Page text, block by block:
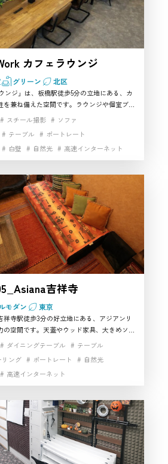
カフェラウンジ
グリーン 北区
ンジ」は、板橋駅徒歩5分の立地にある、カ
兼ね備えた空間です。ラウンジや個室ブー
どを使い分けやすく、動画収録やインタビ
すい点が魅力です。設備面も整っているた
ハウススタジオを探している方や、実務性
ている方におすすめしやすい一軒です。
スチール撮影
ソファ
テーブル
ポートレート
白壁 自然光 高速インターネット
吉祥寺
モダン 東京
祥寺駅徒歩3分の好立地にある、アジアンリ
空間です。天蓋やウッド家具、大きめソフ
活感と非日常感を両立した画づくりがしや
重視のハウススタジオを探している方に向い
収録にも使いやすい撮影スタジオで、少人
近で集まりやすい点も含めておすすめしや
ダイニングテーブル
テーブル
リング ポートレート
自然光
高速インターネット